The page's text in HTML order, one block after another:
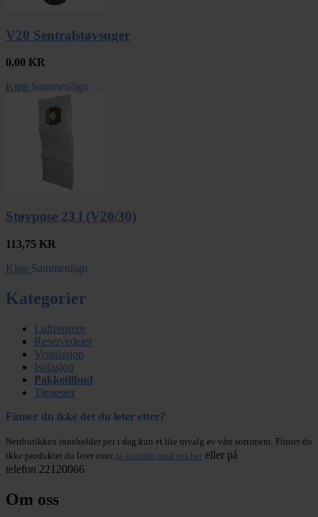
V20 Sentralstøvsuger
0,00 KR
Kjøp Sammenlign
Støvpose 23 l (V20/30)
113,75 KR
Kjøp Sammenlign
Kategorier
Luftrensere
Reservedeler
Ventilasjon
Isolasjon
Pakketilbud
Tjenester
Finner du ikke det du leter etter?
Nettbutikken inneholder per i dag kun et lite utvalg av vårt sortiment. Finner du
ikke produktet du leter etter, ta kontakt med oss her eller på
telefon 22120066
Om oss